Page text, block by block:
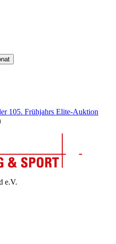
105. Frühjahrs Elite-Auktion
e.V.